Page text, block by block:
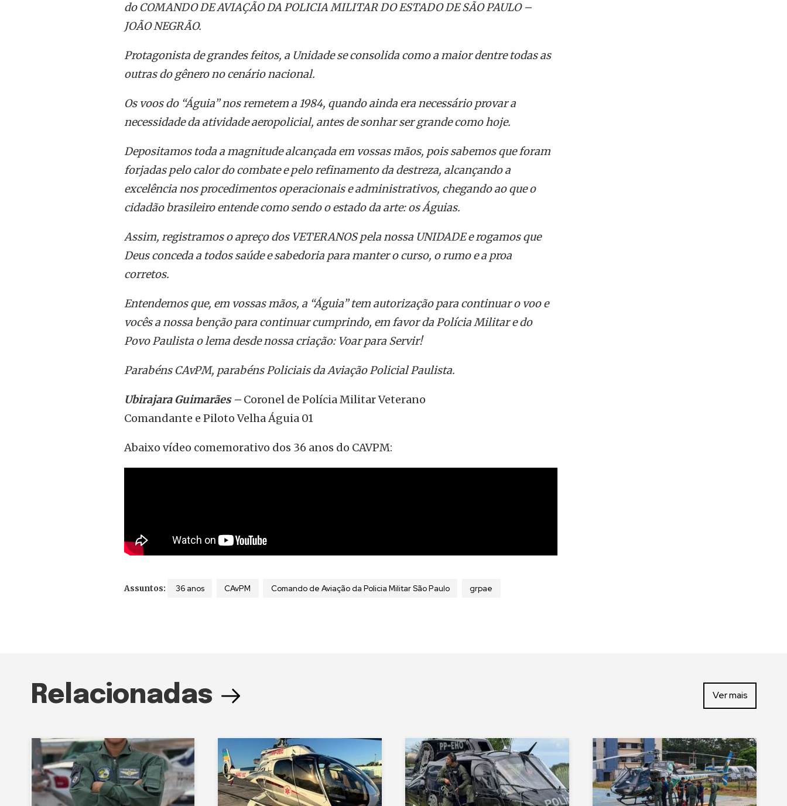
do COMANDO DE AVIAÇÃO DA POLICIA MILITAR DO ESTADO DE SÃO PAULO –
JOÃO NEGRÃO.
Protagonista de grandes feitos, a Unidade se consolida como a maior dentre todas as
outras do gênero no cenário nacional.
Os voos do “Águia” nos remetem a 1984, quando ainda era necessário provar a
necessidade da atividade aeropolicial, antes de sonhar ser grande como hoje.
Depositamos toda a magnitude alcançada em vossas mãos, pois sabemos que foram
forjadas pelo calor do combate e pelo refinamento da destreza, alcançando a
excelência nos procedimentos operacionais e administrativos, chegando ao que o
cidadão brasileiro entende como sendo o estado da arte: os Águias.
Assim, registramos o apreço dos VETERANOS pela nossa UNIDADE e rogamos que
Deus conceda a todos saúde e sabedoria para manter o curso, o rumo e a proa
corretos.
Entendemos que, em vossas mãos, a “Águia” tem autorização para continuar o voo e
vocês a nossa benção para continuar cumprindo, em favor da Polícia Militar e do
Povo Paulista o lema desde nossa criação: Voar para Servir!
Parabéns CAvPM, parabéns Policiais da Aviação Policial Paulista.
Ubirajara Guimarães– Coronel de Polícia Militar Veterano
Comandante e Piloto Velha Águia 01
Abaixo vídeo comemorativo dos 36 anos do CAVPM:
Assuntos: 36 anos CAvPM Comando de Aviação da Policia Militar São Paulo grpae
Relacionadas Ver mais